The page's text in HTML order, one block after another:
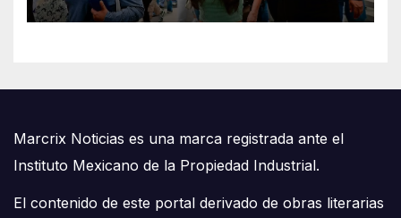
Marcrix Noticias es una marca registrada ante el
Instituto Mexicano de la Propiedad Industrial.
El contenido de este portal derivado de obras literarias